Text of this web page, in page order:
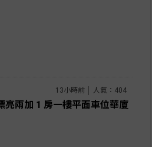
13小時前 │ 人氣：404
亮兩加 1 房一樓平面車位華廈